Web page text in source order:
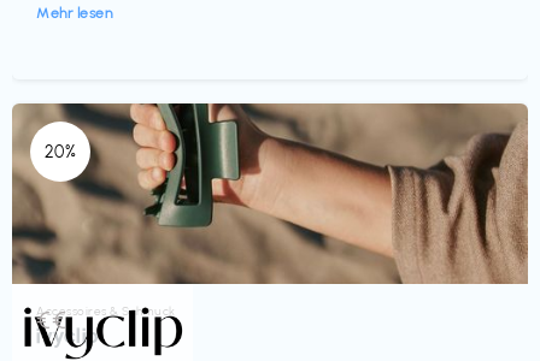
Mehr lesen
20%
Accessoires & Schmuck
ivyclip
€€‎